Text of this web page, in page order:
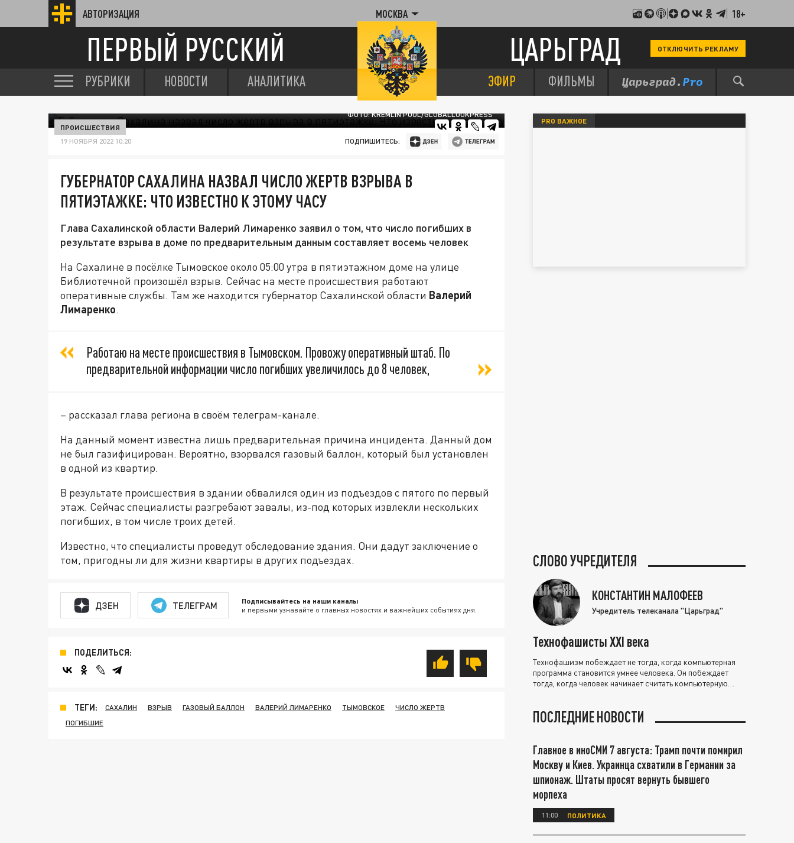
АВТОРИЗАЦИЯ МОСКВА 18+
ПЕРВЫЙ РУССКИЙ ЦАРЬГРАД ОТКЛЮЧИТЬ РЕКЛАМУ
РУБРИКИ НОВОСТИ АНАЛИТИКА ЭФИР ФИЛЬМЫ
ФОТО: KREMLIN POOL/GLOBALLOOKPRESS
ПРОИСШЕСТВИЯ
19 НОЯБРЯ 2022 10:20 ПОДПИШИТЕСЬ:
ГУБЕРНАТОР САХАЛИНА НАЗВАЛ ЧИСЛО ЖЕРТВ ВЗРЫВА В
ПЯТИЭТАЖКЕ: ЧТО ИЗВЕСТНО К ЭТОМУ ЧАСУ
Глава Сахалинской области Валерий Лимаренко заявил о том, что число погибших в
результате взрыва в доме по предварительным данным составляет восемь человек
На Сахалине в посёлке Тымовское около 05:00 утра в пятиэтажном доме на улице
Библиотечной произошёл взрыв. Сейчас на месте происшествия работают
оперативные службы. Там же находится губернатор Сахалинской области Валерий
Лимаренко.
Работаю на месте происшествия в Тымовском. Провожу оперативный штаб. По
предварительной информации число погибших увеличилось до 8 человек,
– рассказал глава региона в своём телеграм-канале.
На данный момент известна лишь предварительная причина инцидента. Данный дом
не был газифицирован. Вероятно, взорвался газовый баллон, который был установлен
в одной из квартир.
В результате происшествия в здании обвалился один из подъездов с пятого по первый
этаж. Сейчас специалисты разгребают завалы, из-под которых извлекли нескольких
погибших, в том числе троих детей.
Известно, что специалисты проведут обследование здания. Они дадут заключение о
том, пригодны ли для жизни квартиры в других подъездах.
ДЗЕН ТЕЛЕГРАМ Подписывайтесь на наши каналы
и первыми узнавайте о главных новостях и важнейших событиях дня.
ПОДЕЛИТЬСЯ:
ТЕГИ: САХАЛИН ВЗРЫВ ГАЗОВЫЙ БАЛЛОН ВАЛЕРИЙ ЛИМАРЕНКО ТЫМОВСКОЕ
ЧИСЛО ЖЕРТВ
ПОГИБШИЕ
PRO ВАЖНОЕ
СЛОВО УЧРЕДИТЕЛЯ
КОНСТАНТИН МАЛОФЕЕВ
Учредитель телеканала "Царьград"
Технофашисты XXI века
Технофашизм побеждает не тогда, когда компьютерная
программа становится умнее человека. Он побеждает
тогда, когда человек начинает считать компьютерную
ПОСЛЕДНИЕ НОВОСТИ
Главное в иноСМИ 7 августа: Трамп почти помирил
Москву и Киев. Украинца схватили в Германии за
шпионаж. Штаты просят вернуть бывшего
морпеха
11:00 ПОЛИТИКА